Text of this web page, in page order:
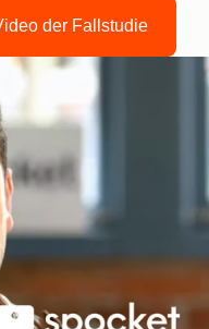
der Fallstudie